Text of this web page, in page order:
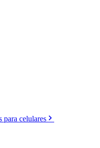
para celulares